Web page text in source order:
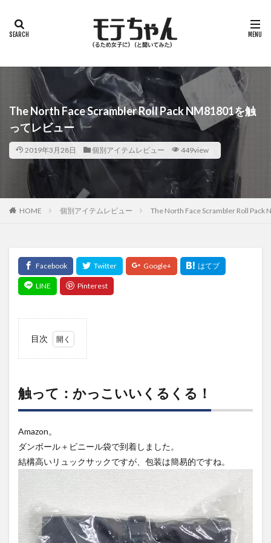
The North Face Scrambler Roll Pack NM81801を触
ってレビュー
2019年3月28日 個別アイテムレビュー 449view
HOME 個別アイテムレビュー The North Face Scrambler Roll Pack
目次
こい
いく
る！
2
基本
2.0.1
ブラン
ド：
触って：かっこいいくるくる！
Amazon。
ダンボール＋ビニール袋で到着しました。
結構高いリュックサックですが、包装は簡易的ですね。